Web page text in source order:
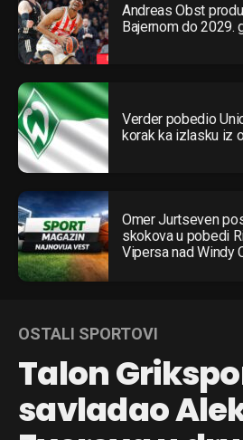
Andreas Obst
Bajernom do 2029.
Verder pobedio
korak ka izlasku iz
Omer Jurtseven
skokova u pobedi
Vipersa nad Windy
OSTALI SPORTOVI
Talon
savladao